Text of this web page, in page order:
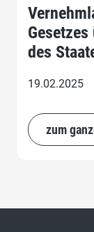
des
19.02.2025
zum